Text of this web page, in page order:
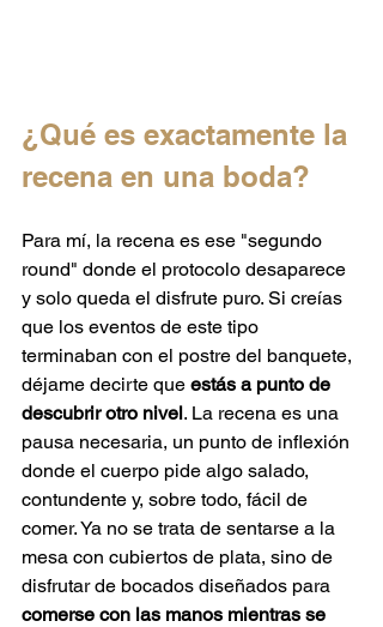
¿Qué es exactamente la
recena en una boda?
Para mí, la recena es ese "segundo
round" donde el protocolo desaparece
y solo queda el disfrute puro. Si creías
que los eventos de este tipo
terminaban con el postre del banquete,
déjame decirte que estás a punto de
descubrir otro nivel. La recena es una
pausa necesaria, un punto de inflexión
donde el cuerpo pide algo salado,
contundente y, sobre todo, fácil de
comer. Ya no se trata de sentarse a la
mesa con cubiertos de plata, sino de
disfrutar de bocados diseñados para
comerse con las manos mientras se